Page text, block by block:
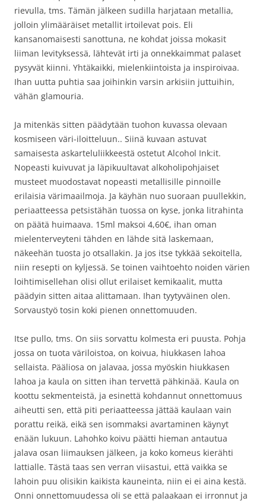
rievulla, tms. Tämän jälkeen sudilla harjataan metallia,
jolloin ylimääräiset metallit irtoilevat pois. Eli
kansanomaisesti sanottuna, ne kohdat joissa mokasit
liiman levityksessä, lähtevät irti ja onnekkaimmat palaset
pysyvät kiinni. Yhtäkaikki, mielenkiintoista ja inspiroivaa.
Ihan uutta puhtia saa joihinkin varsin arkisiin juttuihin,
vähän glamouria.
Ja mitenkäs sitten päädytään tuohon kuvassa olevaan
kosmiseen väri-iloitteluun.. Siinä kuvaan astuvat
samaisesta askarteluliikkeestä ostetut Alcohol Ink:it.
Nopeasti kuivuvat ja läpikuultavat alkoholipohjaiset
musteet muodostavat nopeasti metallisille pinnoille
erilaisia värimaailmoja. Ja käyhän nuo suoraan puullekkin,
periaatteessa petsistähän tuossa on kyse, jonka litrahinta
on päätä huimaava. 15ml maksoi 4,60€, ihan oman
mielenterveyteni tähden en lähde sitä laskemaan,
näkeehän tuosta jo otsallakin. Ja jos itse tykkää sekoitella,
niin resepti on kyljessä. Se toinen vaihtoehto noiden värien
loihtimisellehan olisi ollut erilaiset kemikaalit, mutta
päädyin sitten aitaa alittamaan. Ihan tyytyväinen olen.
Sorvaustyö tosin koki pienen onnettomuuden.
Itse pullo, tms. On siis sorvattu kolmesta eri puusta. Pohja
jossa on tuota väriloistoa, on koivua, hiukkasen lahoa
sellaista. Pääliosa on jalavaa, jossa myöskin hiukkasen
lahoa ja kaula on sitten ihan tervettä pähkinää. Kaula on
koottu sekmenteistä, ja esinettä kohdannut onnettomuus
aiheutti sen, että piti periaatteessa jättää kaulaan vain
porattu reikä, eikä sen isommaksi avartaminen käynyt
enään lukuun. Lahohko koivu päätti hieman antautua
jalava osan liimauksen jälkeen, ja koko komeus kierähti
lattialle. Tästä taas sen verran viisastui, että vaikka se
lahoin puu olisikin kaikista kauneinta, niin ei ei aina kestä.
Onni onnettomuudessa oli se että palaakaan ei irronnut ja